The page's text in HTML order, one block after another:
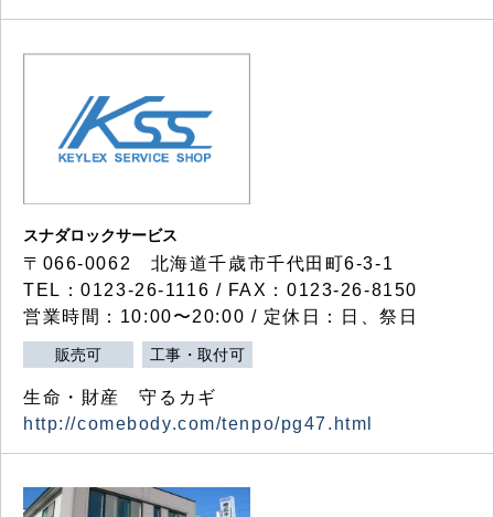
スナダロックサービス
〒066-0062 北海道千歳市千代田町6-3-1
TEL：0123-26-1116 / FAX：0123-26-8150
営業時間：10:00〜20:00 / 定休日：日、祭日
販売可 工事・取付可
生命・財産 守るカギ
http://comebody.com/tenpo/pg47.html